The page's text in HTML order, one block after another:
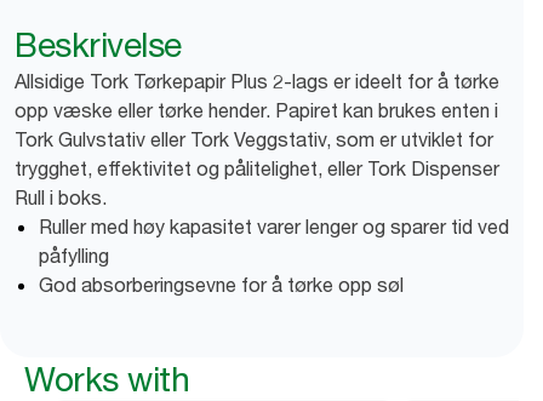
Beskrivelse
Allsidige Tork Tørkepapir Plus 2-lags er ideelt for å tørke
opp væske eller tørke hender. Papiret kan brukes enten i
Tork Gulvstativ eller Tork Veggstativ, som er utviklet for
trygghet, effektivitet og pålitelighet, eller Tork Dispenser
Rull i boks.
Ruller med høy kapasitet varer lenger og sparer tid ved
påfylling
God absorberingsevne for å tørke opp søl
Works with